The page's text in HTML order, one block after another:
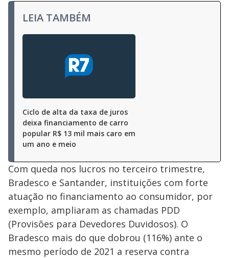
LEIA TAMBÉM
Ciclo de alta da taxa de juros
deixa financiamento de carro
popular R$ 13 mil mais caro em
um ano e meio
Com queda nos lucros no terceiro trimestre,
Bradesco e Santander, instituições com forte
atuação no financiamento ao consumidor, por
exemplo, ampliaram as chamadas PDD
(Provisões para Devedores Duvidosos). O
Bradesco mais do que dobrou (116%) ante o
mesmo período de 2021 a reserva contra